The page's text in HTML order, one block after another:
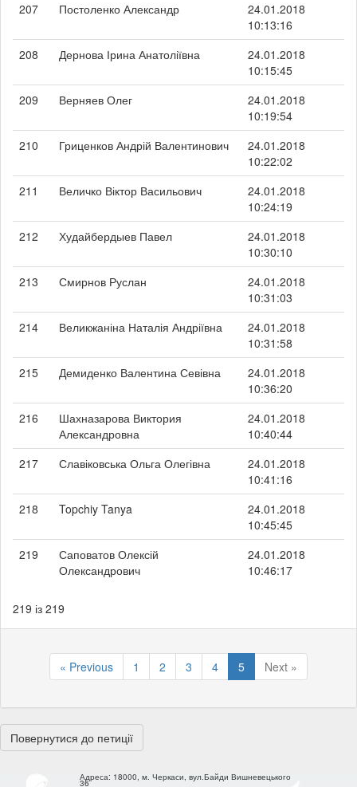
207
Постоленко Александр
24.01.2018
10:13:16
208
Дернова Ірина Анатоліївна
24.01.2018
10:15:45
209
Верняев Олег
24.01.2018
10:19:54
210
Гриценков Андрій Валентинович
24.01.2018
10:22:02
211
Величко Віктор Васильович
24.01.2018
10:24:19
212
Худайбердыев Павел
24.01.2018
10:30:10
213
Смирнов Руслан
24.01.2018
10:31:03
214
Великжаніна Наталія Андріївна
24.01.2018
10:31:58
215
Демиденко Валентина Севівна
24.01.2018
10:36:20
216
Шахназарова Виктория
Александровна
24.01.2018
10:40:44
217
Славіковська Ольга Олегівна
24.01.2018
10:41:16
218
Topchiy Tanya
24.01.2018
10:45:45
219
Саповатов Олексій
Олександрович
24.01.2018
10:46:17
219 із 219
« Previous 1 2 3 4 5 Next »
Повернутися до петиції
Адреса: 18000, м. Черкаси, вул.Байди Вишневецького
36